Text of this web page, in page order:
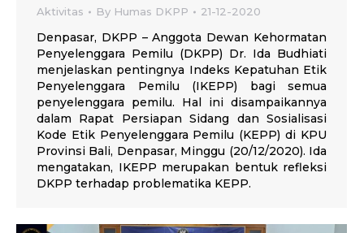
Aktivitas By Humas DKPP 21-12-2020
Denpasar, DKPP – Anggota Dewan Kehormatan
Penyelenggara Pemilu (DKPP) Dr. Ida Budhiati
menjelaskan pentingnya Indeks Kepatuhan Etik
Penyelenggara Pemilu (IKEPP) bagi semua
penyelenggara pemilu. Hal ini disampaikannya
dalam Rapat Persiapan Sidang dan Sosialisasi
Kode Etik Penyelenggara Pemilu (KEPP) di KPU
Provinsi Bali, Denpasar, Minggu (20/12/2020). Ida
mengatakan, IKEPP merupakan bentuk refleksi
DKPP terhadap problematika KEPP.